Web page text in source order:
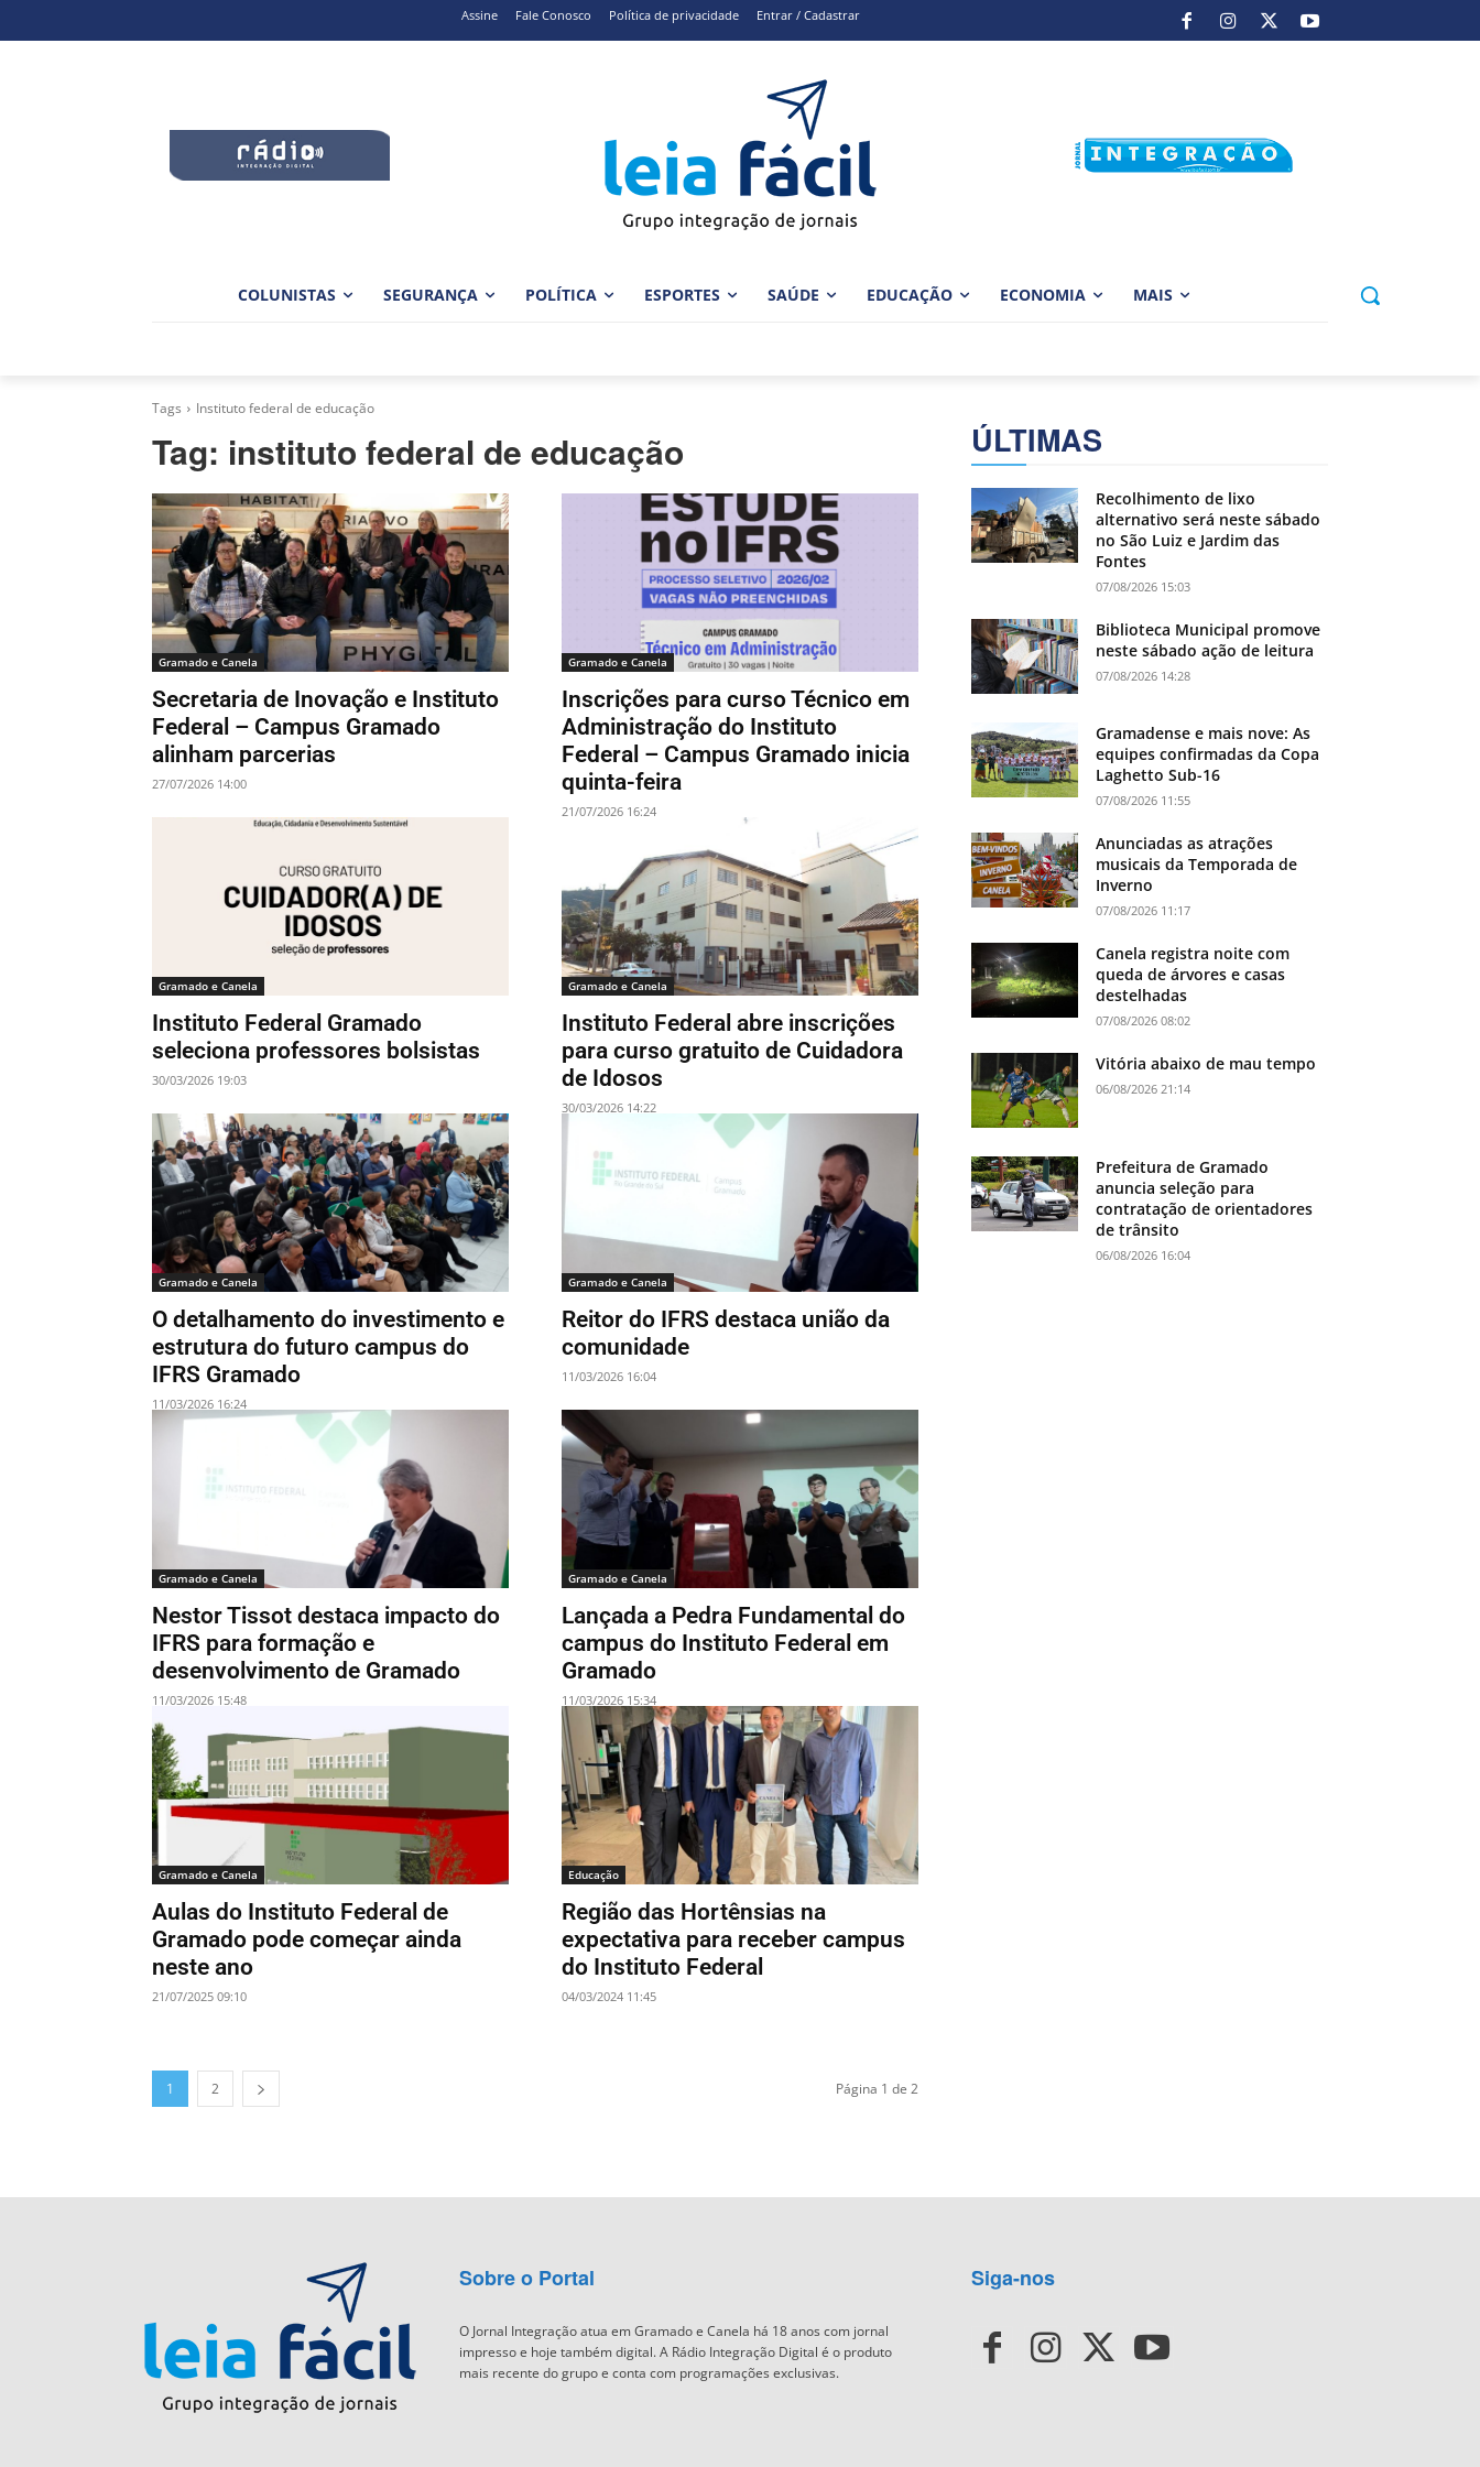
Assine Fale Conosco Política de privacidade Entrar / Cadastrar
COLUNISTAS SEGURANÇA POLÍTICA ESPORTES SAÚDE EDUCAÇÃO ECONOMIA MAIS
Tags Instituto federal de educação
Tag: instituto federal de educação
Gramado e Canela
Secretaria de Inovação e Instituto
Federal – Campus Gramado
alinham parcerias
27/07/2026 14:00
Gramado e Canela
Inscrições para curso Técnico em
Administração do Instituto
Federal – Campus Gramado inicia
quinta-feira
21/07/2026 16:24
Gramado e Canela
Instituto Federal Gramado
seleciona professores bolsistas
30/03/2026 19:03
Gramado e Canela
Instituto Federal abre inscrições
para curso gratuito de Cuidadora
de Idosos
30/03/2026 14:22
Gramado e Canela
O detalhamento do investimento e
estrutura do futuro campus do
IFRS Gramado
11/03/2026 16:24
Gramado e Canela
Reitor do IFRS destaca união da
comunidade
11/03/2026 16:04
Gramado e Canela
Nestor Tissot destaca impacto do
IFRS para formação e
desenvolvimento de Gramado
11/03/2026 15:48
Gramado e Canela
Lançada a Pedra Fundamental do
campus do Instituto Federal em
Gramado
11/03/2026 15:34
Gramado e Canela
Aulas do Instituto Federal de
Gramado pode começar ainda
neste ano
21/07/2025 09:10
Educação
Região das Hortênsias na
expectativa para receber campus
do Instituto Federal
04/03/2024 11:45
1 2 Página 1 de 2
ÚLTIMAS
Recolhimento de lixo
alternativo será neste sábado
no São Luiz e Jardim das
Fontes
07/08/2026 15:03
Biblioteca Municipal promove
neste sábado ação de leitura
07/08/2026 14:28
Gramadense e mais nove: As
equipes confirmadas da Copa
Laghetto Sub-16
07/08/2026 11:55
Anunciadas as atrações
musicais da Temporada de
Inverno
07/08/2026 11:17
Canela registra noite com
queda de árvores e casas
destelhadas
07/08/2026 08:02
Vitória abaixo de mau tempo
06/08/2026 21:14
Prefeitura de Gramado
anuncia seleção para
contratação de orientadores
de trânsito
06/08/2026 16:04
Sobre o Portal
O Jornal Integração atua em Gramado e Canela há 18 anos com jornal
impresso e hoje também digital. A Rádio Integração Digital é o produto
mais recente do grupo e conta com programações exclusivas.
Siga-nos